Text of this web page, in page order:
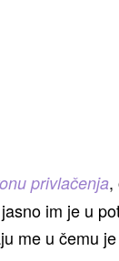
privlačenja,
im je u
me u čemu